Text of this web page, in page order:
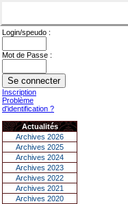
Login/speudo :
Mot de Passe :
Inscription
Problème
d'identification ?
Actualités
Archives 2026
Archives 2025
Archives 2024
Archives 2023
Archives 2022
Archives 2021
Archives 2020